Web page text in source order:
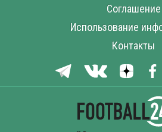
Соглашение
Использование
Контакты